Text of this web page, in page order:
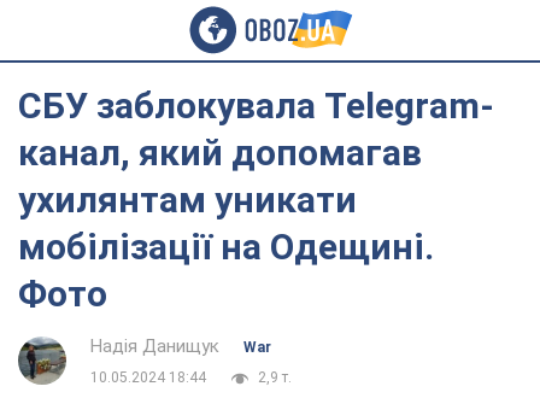
СБУ заблокувала Telegram-
канал, який допомагав
ухилянтам уникати
мобілізації на Одещині.
Фото
Надія Данищук
War
10.05.2024 18:44
2,9 т.